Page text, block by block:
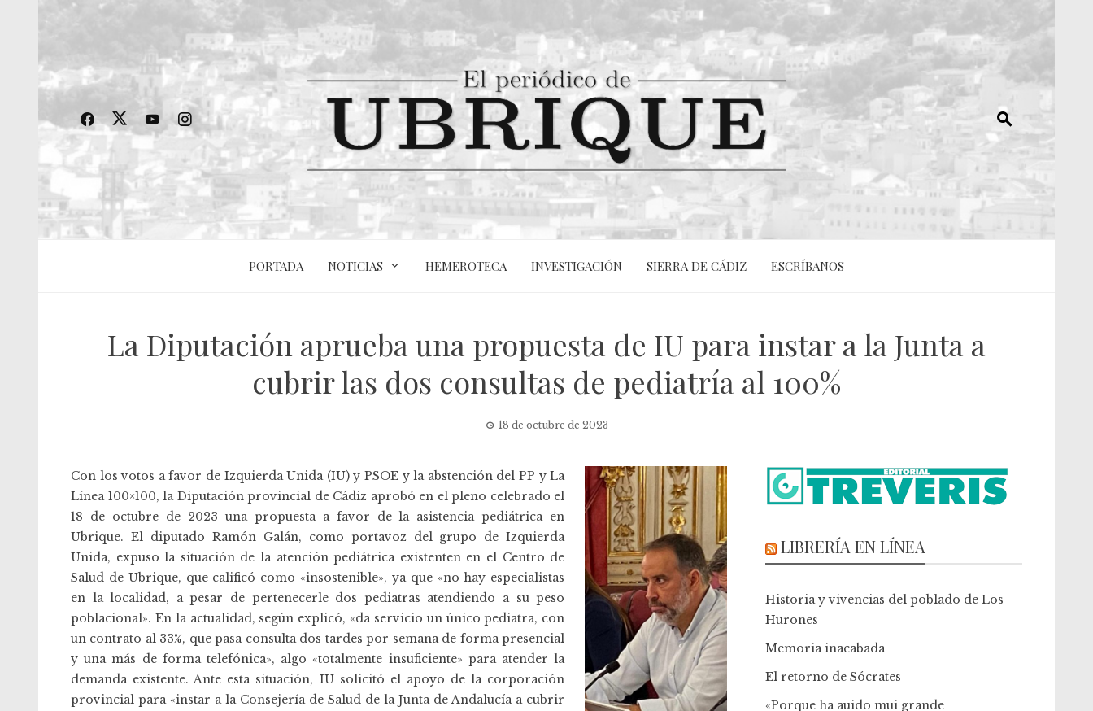
PORTADA NOTICIAS HEMEROTECA INVESTIGACIÓN SIERRA DE CÁDIZ ESCRÍBANOS
La Diputación aprueba una propuesta de IU para instar a la Junta a
cubrir las dos consultas de pediatría al 100%
18 de octubre de 2023
Con los votos a favor de Izquierda Unida (IU) y PSOE y la abstención del PP y La
Línea 100×100, la Diputación provincial de Cádiz aprobó en el pleno celebrado el
18 de octubre de 2023 una propuesta a favor de la asistencia pediátrica en
Ubrique. El diputado Ramón Galán, como portavoz del grupo de Izquierda
Unida, expuso la situación de la atención pediátrica existenten en el Centro de
Salud de Ubrique, que calificó como «insostenible», ya que «no hay especialistas
en la localidad, a pesar de pertenecerle dos pediatras atendiendo a su peso
poblacional». En la actualidad, según explicó, «da servicio un único pediatra, con
un contrato al 33%, que pasa consulta dos tardes por semana de forma presencial
y una más de forma telefónica», algo «totalmente insuficiente» para atender la
demanda existente. Ante esta situación, IU solicitó el apoyo de la corporación
provincial para «instar a la Consejería de Salud de la Junta de Andalucía a cubrir
LIBRERÍA EN LÍNEA
Historia y vivencias del poblado de Los
Hurones
Memoria inacabada
El retorno de Sócrates
«Porque ha auido mui grande